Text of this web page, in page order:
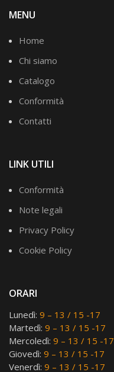
MENU
Home
Chi siamo
Catalogo
Conformità
Contatti
LINK UTILI
Conformità
Note legali
Privacy Policy
Cookie Policy
ORARI
Lunedì: 9 – 13 / 15 -17
Martedì: 9 – 13 / 15 -17
Mercoledì: 9 – 13 / 15 -17
Giovedì: 9 – 13 / 15 -17
Venerdì: 9 – 13 / 15 -17